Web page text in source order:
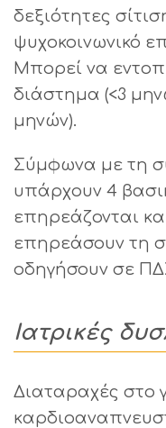
δεξιότητες
ψυχοκοινωνικό
Μπορεί να
διάστημα (<3
μηνών).
Σύμφωνα με τη
υπάρχουν 4
επηρεάζονται
επηρεάσουν τη
οδηγήσουν σε
Ιατρικές
Διαταραχές στο